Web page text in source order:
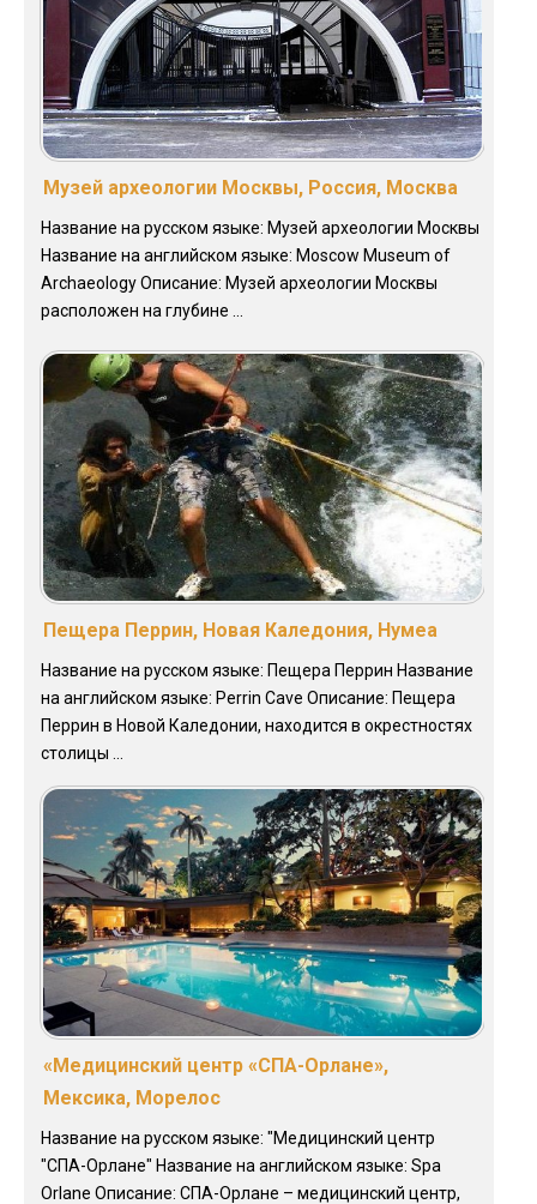
Музей археологии Москвы, Россия, Москва
Название на русском языке: Музей археологии Москвы
Название на английском языке: Moscow Museum of
Archaeology Описание: Музей археологии Москвы
расположен на глубине ...
Пещера Перрин, Новая Каледония, Нумеа
Название на русском языке: Пещера Перрин Название
на английском языке: Perrin Cave Описание: Пещера
Перрин в Новой Каледонии, находится в окрестностях
столицы ...
«Медицинский центр «СПА-Орлане»,
Мексика, Морелос
Название на русском языке: "Медицинский центр
"СПА-Орлане" Название на английском языке: Spa
Orlane Описание: СПА-Орлане – медицинский центр,